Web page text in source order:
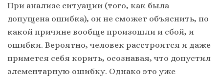
При анализе ситуации (того, как была
допущена ошибка), он не сможет объяснить, по
какой причине вообще произошли и сбой, и
ошибки. Вероятно, человек расстроится и даже
примется себя корить, осознавая, что допустил
элементарную ошибку. Однако это уже